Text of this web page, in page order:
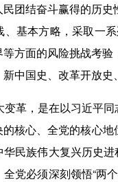
团结奋斗赢得的历
、基本方略，采取一
方面的风险挑战考
中国史、改革开放
，是在以习近平同
核心、全党的核心
民族伟大复兴历史
党必须深刻领悟“两